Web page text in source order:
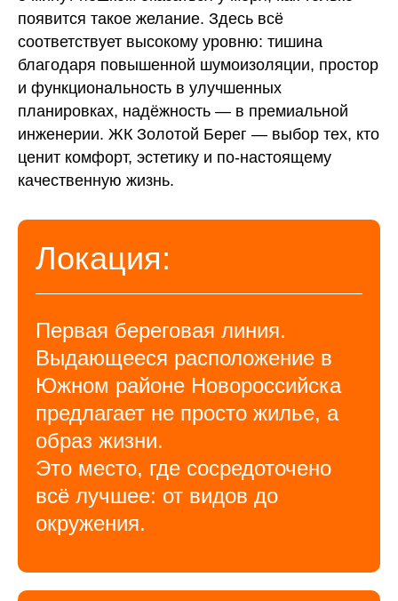
появится такое желание. Здесь всё
соответствует высокому уровню: тишина
благодаря повышенной шумоизоляции, простор
и функциональность в улучшенных
планировках, надёжность — в премиальной
инженерии. ЖК Золотой Берег — выбор тех, кто
ценит комфорт, эстетику и по-настоящему
качественную жизнь.
Локация:
Первая береговая линия.
Выдающееся расположение в
Южном районе Новороссийска
предлагает не просто жилье, а
образ жизни.
Это место, где сосредоточено
всё лучшее: от видов до
окружения.